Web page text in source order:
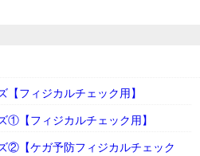
フィジカルチェック用】
【フィジカルチェック用】
【ケガ予防フィジカルチェック